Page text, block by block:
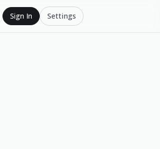
Sign In Settings